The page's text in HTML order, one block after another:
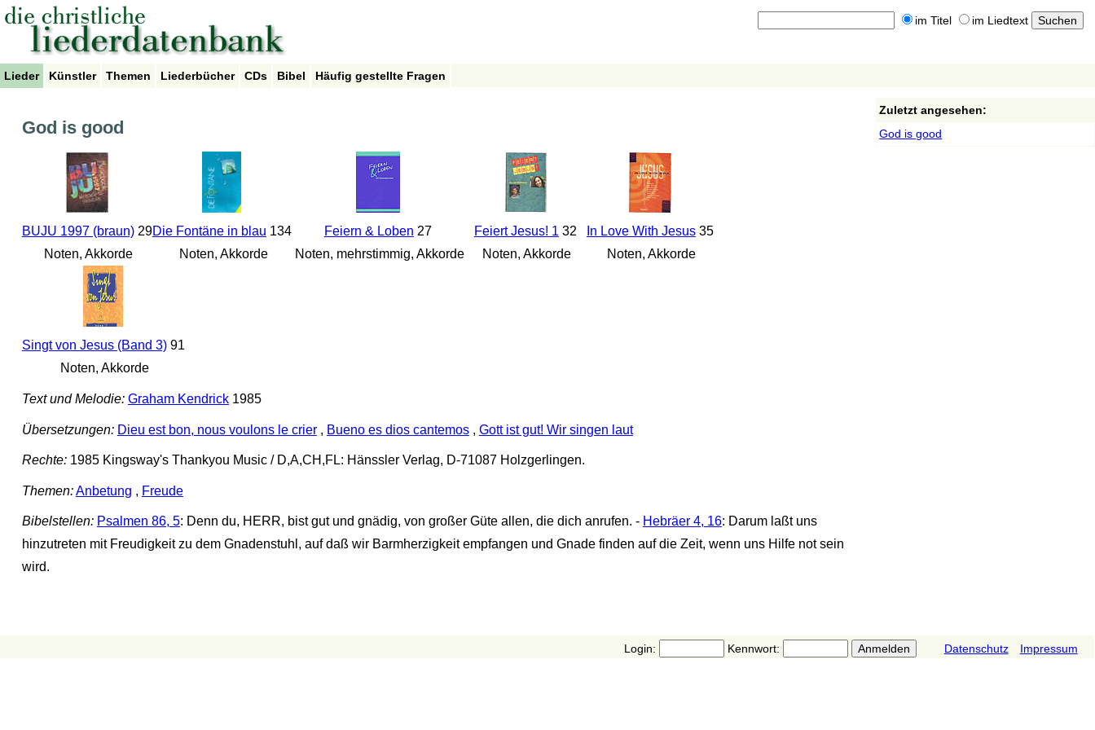
im Titel im Liedtext
Lieder Künstler Themen Liederbücher CDs Bibel Häufig gestellte Fragen
God is good
BUJU 1997 (braun)29
Noten, Akkorde
Die Fontäne in blau 134
Noten, Akkorde
Feiern & Loben 27
Noten, mehrstimmig, Akkorde
Feiert Jesus! 132
Noten, Akkorde
In Love With Jesus35
Noten, Akkorde
Singt von Jesus (Band 3)91
Noten, Akkorde
Text und Melodie: Graham Kendrick1985
Übersetzungen: Dieu est bon, nous voulons le crier, Bueno es dios cantemos, Gott ist gut! Wir singen laut
Rechte:1985 Kingsway's Thankyou Music / D,A,CH,FL: Hänssler Verlag, D-71087 Holzgerlingen.
Themen:Anbetung , Freude
Bibelstellen: Psalmen 86, 5: Denn du, HERR, bist gut und gnädig, von großer Güte allen, die dich anrufen. - Hebräer 4, 16: Darum laßt uns
hinzutreten mit Freudigkeit zu dem Gnadenstuhl, auf daß wir Barmherzigkeit empfangen und Gnade finden auf die Zeit, wenn uns Hilfe not sein
wird.
Zuletzt angesehen:
God is good
Login: Kennwort: Datenschutz Impressum